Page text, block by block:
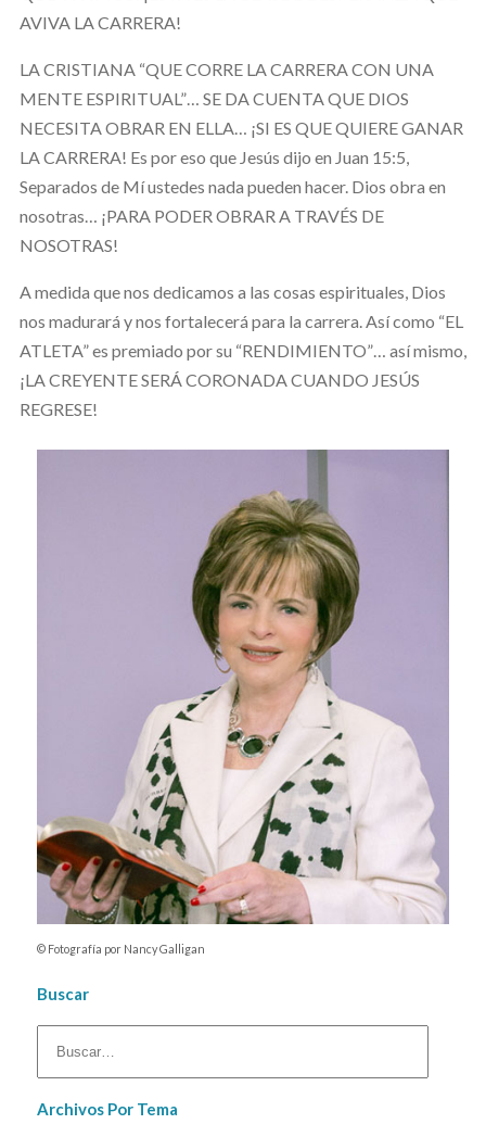
AVIVA LA CARRERA!
LA CRISTIANA “QUE CORRE LA CARRERA CON UNA
MENTE ESPIRITUAL”… SE DA CUENTA QUE DIOS
NECESITA OBRAR EN ELLA… ¡SI ES QUE QUIERE GANAR
LA CARRERA! Es por eso que Jesús dijo en Juan 15:5,
Separados de Mí ustedes nada pueden hacer. Dios obra en
nosotras… ¡PARA PODER OBRAR A TRAVÉS DE
NOSOTRAS!
A medida que nos dedicamos a las cosas espirituales, Dios
nos madurará y nos fortalecerá para la carrera. Así como “EL
ATLETA” es premiado por su “RENDIMIENTO”… así mismo,
¡LA CREYENTE SERÁ CORONADA CUANDO JESÚS
REGRESE!
© Fotografía por Nancy Galligan
Buscar
Archivos Por Tema